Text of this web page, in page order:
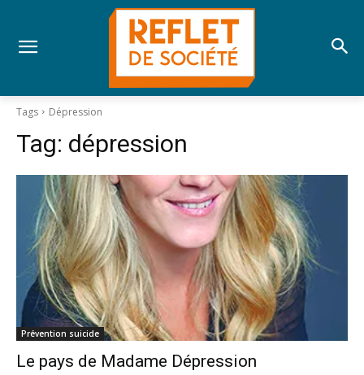
Tags Dépression
Tag: dépression
Prévention suicide
Le pays de Madame Dépression